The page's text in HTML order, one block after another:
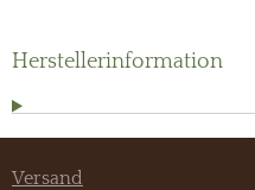
Herstellerinformation
Versand